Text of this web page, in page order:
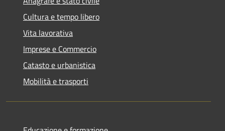
Cultura e tempo libero
Vita lavorativa
Imprese e Commercio
Catasto e urbanistica
Mobilità e trasporti